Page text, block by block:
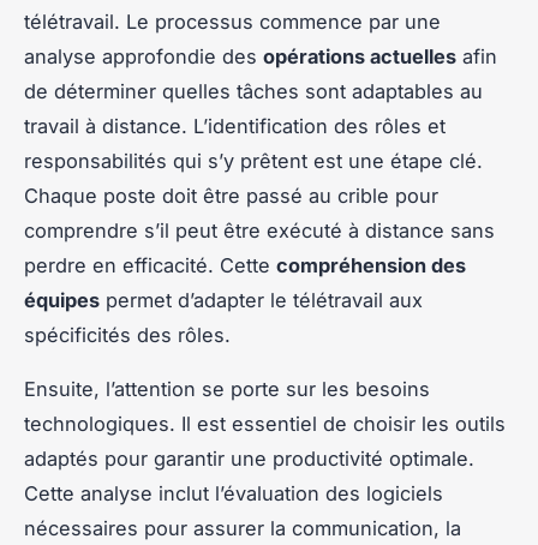
télétravail. Le processus commence par une
analyse approfondie des opérations actuelles afin
de déterminer quelles tâches sont adaptables au
travail à distance. L’identification des rôles et
responsabilités qui s’y prêtent est une étape clé.
Chaque poste doit être passé au crible pour
comprendre s’il peut être exécuté à distance sans
perdre en efficacité. Cette compréhension des
équipes permet d’adapter le télétravail aux
spécificités des rôles.
Ensuite, l’attention se porte sur les besoins
technologiques. Il est essentiel de choisir les outils
adaptés pour garantir une productivité optimale.
Cette analyse inclut l’évaluation des logiciels
nécessaires pour assurer la communication, la